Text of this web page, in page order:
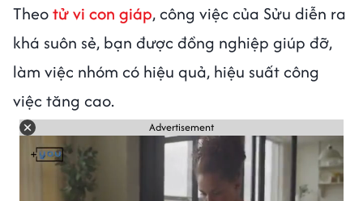
Theotử vi con giáp, công việc của Sửu diễn ra
khá suôn sẻ, bạn được đồng nghiệp giúp đỡ,
làm việc nhóm có hiệu quả, hiệu suất công
việc tăng cao.
Advertisement